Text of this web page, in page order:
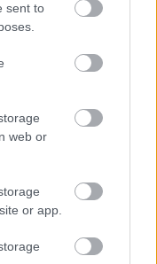
sent to
web or
or app.